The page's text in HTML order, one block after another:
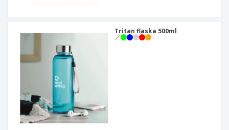
Tritan flaska 500ml